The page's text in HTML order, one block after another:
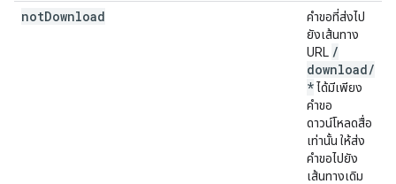
notDownload
คำขอที่ส่งไป
ยังเส้นทาง
URL /
download/
* ได้มีเพียง
คำขอ
ดาวน์โหลดสื่อ
เท่านั้น ให้ส่ง
คำขอไปยัง
เส้นทางเดิม